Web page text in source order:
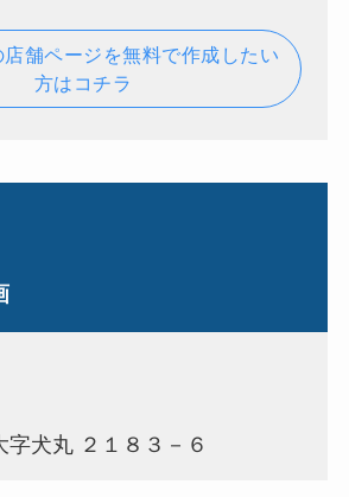
舗ページを無料で作成したい
方はコチラ
字犬丸 ２１８３－６